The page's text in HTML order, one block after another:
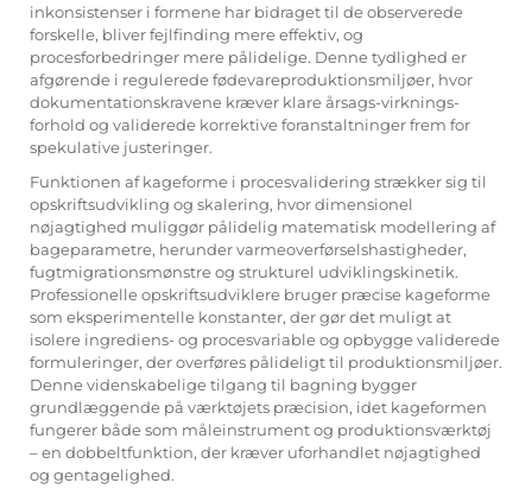
inkonsistenser i formene har bidraget til de observerede
forskelle, bliver fejlfinding mere effektiv, og
procesforbedringer mere pålidelige. Denne tydlighed er
afgørende i regulerede fødevareproduktionsmiljøer, hvor
dokumentationskravene kræver klare årsags-virknings-
forhold og validerede korrektive foranstaltninger frem for
spekulative justeringer.
Funktionen af kageforme i procesvalidering strækker sig til
opskriftsudvikling og skalering, hvor dimensionel
nøjagtighed muliggør pålidelig matematisk modellering af
bageparametre, herunder varmeoverførselshastigheder,
fugtmigrationsmønstre og strukturel udviklingskinetik.
Professionelle opskriftsudviklere bruger præcise kageforme
som eksperimentelle konstanter, der gør det muligt at
isolere ingrediens- og procesvariable og opbygge validerede
formuleringer, der overføres pålideligt til produktionsmiljøer.
Denne videnskabelige tilgang til bagning bygger
grundlæggende på værktøjets præcision, idet kageformen
fungerer både som måleinstrument og produktionsværktøj
– en dobbeltfunktion, der kræver uforhandlet nøjagtighed
og gentagelighed.